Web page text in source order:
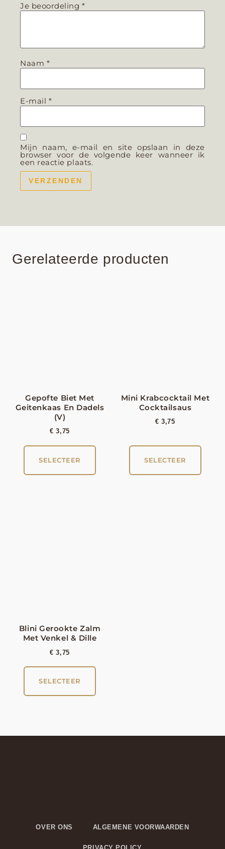
Je beoordeling*
Naam *
E-mail *
Mijn naam, e-mail en site opslaan in deze
browser voor de volgende keer wanneer ik
een reactie plaats.
Gerelateerde producten
Gepofte Biet Met
Geitenkaas En Dadels
(V)
€ 3,75
SELECTEER
Mini Krabcocktail Met
Cocktailsaus
€ 3,75
SELECTEER
Blini Gerookte Zalm
Met Venkel & Dille
€ 3,75
SELECTEER
OVER ONS ALGEMENE VOORWAARDEN